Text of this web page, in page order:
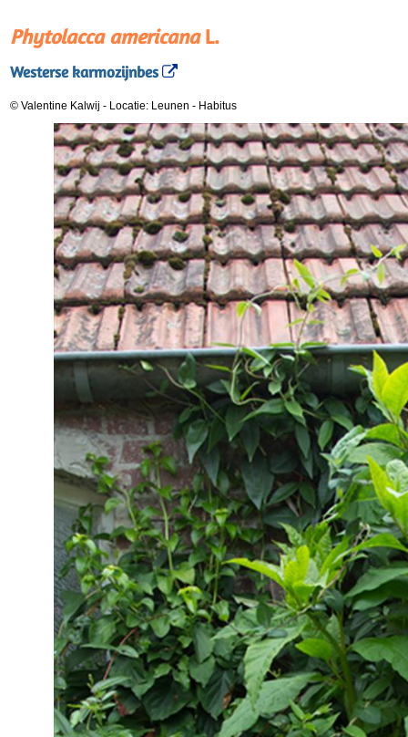
Phytolacca americanaL.
Westerse karmozijnbes
© Valentine Kalwij - Locatie: Leunen - Habitus